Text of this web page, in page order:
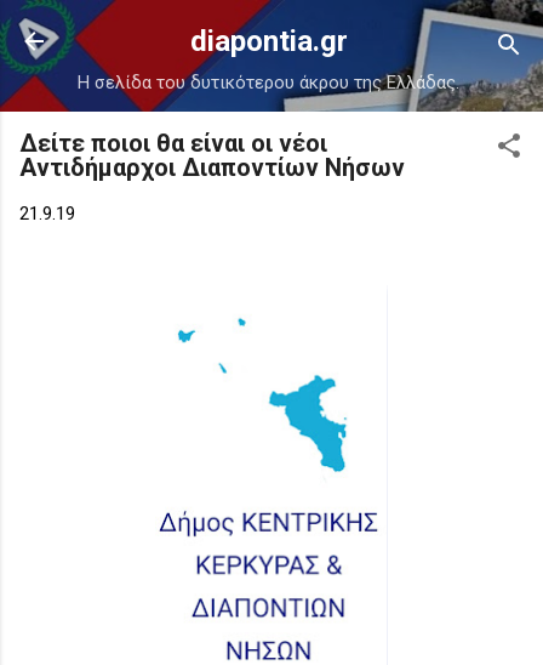
Μετάβαση στο κύριο περιεχόμενο
diapontia.gr
Η σελίδα του δυτικότερου άκρου της Ελλάδας.
Δείτε ποιοι θα είναι οι νέοι
Αντιδήμαρχοι Διαποντίων Νήσων
21.9.19